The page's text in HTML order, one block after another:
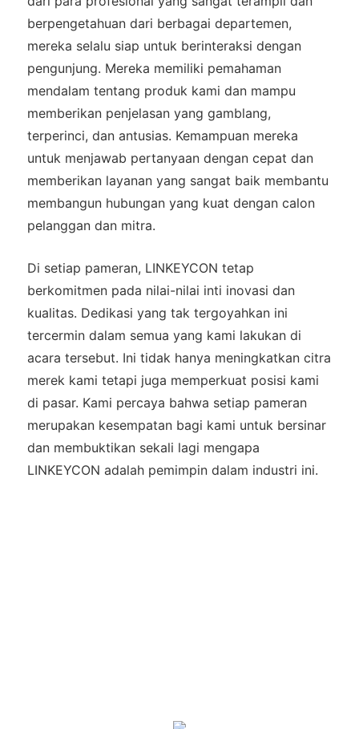
berpengetahuan dari berbagai departemen,
mereka selalu siap untuk berinteraksi dengan
pengunjung. Mereka memiliki pemahaman
mendalam tentang produk kami dan mampu
memberikan penjelasan yang gamblang,
terperinci, dan antusias. Kemampuan mereka
untuk menjawab pertanyaan dengan cepat dan
memberikan layanan yang sangat baik membantu
membangun hubungan yang kuat dengan calon
pelanggan dan mitra.
Di setiap pameran, LINKEYCON tetap
berkomitmen pada nilai-nilai inti inovasi dan
kualitas. Dedikasi yang tak tergoyahkan ini
tercermin dalam semua yang kami lakukan di
acara tersebut. Ini tidak hanya meningkatkan citra
merek kami tetapi juga memperkuat posisi kami
di pasar. Kami percaya bahwa setiap pameran
merupakan kesempatan bagi kami untuk bersinar
dan membuktikan sekali lagi mengapa
LINKEYCON adalah pemimpin dalam industri ini.